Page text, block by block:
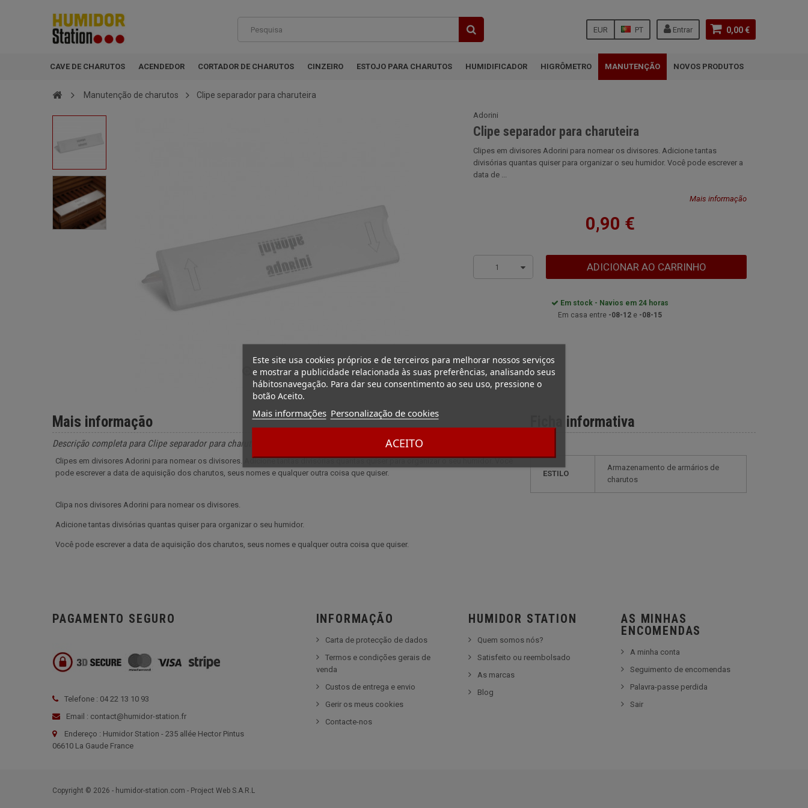
0,00 €
Entrar
PT
EUR
CAVE DE CHARUTOS ACENDEDOR CORTADOR DE CHARUTOS CINZEIRO ESTOJO PARA CHARUTOS HUMIDIFICADOR HIGRÔMETRO MANUTENÇÃO NOVOS PRODUTOS
Este site usa cookies próprios e de terceiros para melhorar nossos serviços
e mostrar a publicidade relacionada às suas preferências, analisando seus
hábitosnavegação. Para dar seu consentimento ao seu uso, pressione o
botão Aceito.
Mais informações Personalização de cookies
ACEITO
Manutenção de charutos Clipe separador para charuteira
Adorini
Clipe separador para charuteira
Clipes em divisores Adorini para nomear os divisores. Adicione tantas
divisórias quantas quiser para organizar o seu humidor. Você pode escrever a
data de ...
Mais informação
0,90 €
1 ADICIONAR AO CARRINHO
Em stock - Navios em 24 horas
Em casa entre -08-12 e -08-15
Ficha informativa
ESTILO
armazenamento de armários de
charutos
Mais informação
Descrição completa para Clipe separador para charuteira
Clipes em divisores Adorini para nomear os divisores. Adicione tantas divisórias quantas quiser para organizar o seu humidor. Você
pode escrever a data de aquisição dos charutos, seus nomes e qualquer outra coisa que quiser.
Clipa nos divisores Adorini para nomear os divisores.
Adicione tantas divisórias quantas quiser para organizar o seu humidor.
Você pode escrever a data de aquisição dos charutos, seus nomes e qualquer outra coisa que quiser.
PAGAMENTO SEGURO
Telefone : 04 22 13 10 93
Email : contact@humidor-station.fr
Endereço : Humidor Station - 235 allée Hector Pintus
06610 La Gaude France
INFORMAÇÃO
Carta de protecção de dados
Termos e condições gerais de
venda
Custos de entrega e envio
Gerir os meus cookies
Contacte-nos
HUMIDOR STATION
Quem somos nós?
Satisfeito ou reembolsado
As marcas
Blog
AS MINHAS
ENCOMENDAS
A minha conta
Seguimento de encomendas
Palavra-passe perdida
Sair
Copyright © 2026 - humidor-station.com - Project Web S.A.R.L